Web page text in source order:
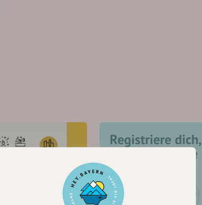
Registriere dich,
um dir Einträge
zu merken